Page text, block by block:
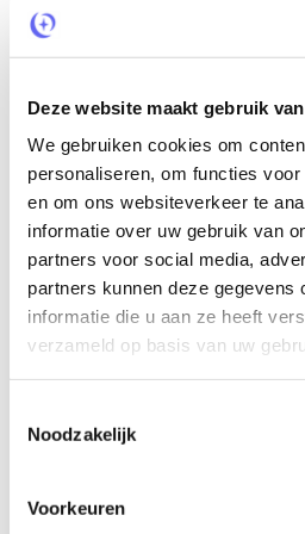
Deze website maakt gebruik
We gebruiken cookies om
personaliseren, om functies
en om ons websiteverkeer te
informatie over uw gebruik van
partners voor social media,
partners kunnen deze gegevens
informatie die u aan ze heeft
verzameld op basis van uw
Noodzakelijk
Voorkeuren
de
_uetvid
Microsoft
van de
de